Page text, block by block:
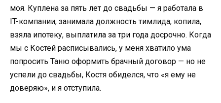
моя. Куплена за пять лет до свадьбы — я работала в
IT-компании, занимала должность тимлида, копила,
взяла ипотеку, выплатила за три года досрочно. Когда
мы с Костей расписывались, у меня хватило ума
попросить Таню оформить брачный договор — но не
успели до свадьбы, Костя обиделся, что «я ему не
доверяю», и я отступила.